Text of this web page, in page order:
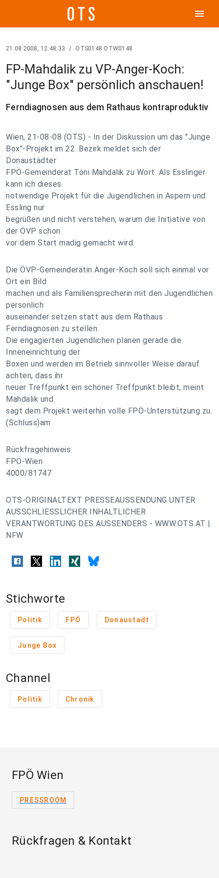
menu
21.08.2008, 12:48:33 / OTS0148 OTW0148
FP-Mahdalik zu VP-Anger-Koch:
"Junge Box" persönlich anschauen!
Ferndiagnosen aus dem Rathaus kontraproduktiv
Wien, 21-08-08 (OTS) - In der Diskussion um das "Junge
Box"-Projekt im 22. Bezirk meldet sich der
Donaustädter
FPÖ-Gemeinderat Toni Mahdalik zu Wort. Als Esslinger
kann ich dieses
notwendige Projekt für die Jugendlichen in Aspern und
Essling nur
begrüßen und nicht verstehen, warum die Initiative von
der ÖVP schon
vor dem Start madig gemacht wird.
Die ÖVP-Gemeinderätin Anger-Koch soll sich einmal vor
Ort ein Bild
machen und als Familiensprecherin mit den Jugendlichen
persönlich
auseinander setzen statt aus dem Rathaus
Ferndiagnosen zu stellen.
Die engagierten Jugendlichen planen gerade die
Inneneinrichtung der
Boxen und werden im Betrieb sinnvoller Weise darauf
achten, dass ihr
neuer Treffpunkt ein schöner Treffpunkt bleibt, meint
Mahdalik und
sagt dem Projekt weiterhin volle FPÖ-Unterstützung zu.
(Schluss)am
Rückfragehinweis:
FPÖ-Wien
4000/81747
OTS-ORIGINALTEXT PRESSEAUSSENDUNG UNTER
AUSSCHLIESSLICHER INHALTLICHER
VERANTWORTUNG DES AUSSENDERS - WWW.OTS.AT |
NFW
Stichworte
Politik FPÖ Donaustadt
Junge Box
Channel
Politik Chronik
FPÖ Wien
PRESSROOM
Rückfragen & Kontakt